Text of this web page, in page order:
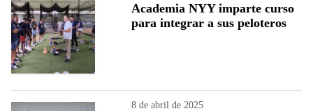
Academia NYY imparte curso
para integrar a sus peloteros
8 de abril de 2025